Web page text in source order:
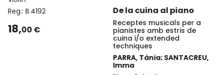
Reg.: B.4192
18,00 €
De la cuina al piano
Receptes musicals per a
pianistes amb estris de
cuina i/o extended
techniques
PARRA, Tània; SANTACREU,
Imma